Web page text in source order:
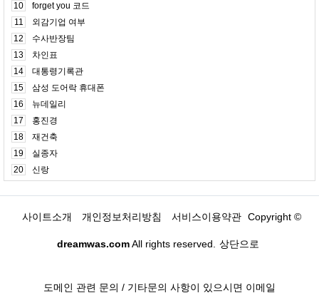
10
forget you 코드
11
외감기업 여부
12
수사반장팀
13
차인표
14
대통령기록관
15
삼성 도어락 휴대폰
16
뉴데일리
17
홍진경
18
재건축
19
실종자
20
신랑
사이트소개 개인정보처리방침 서비스이용약관 Copyright ©
dreamwas.comAll rights reserved. 상단으로
도메인 관련 문의 / 기타문의 사항이 있으시면 이메일